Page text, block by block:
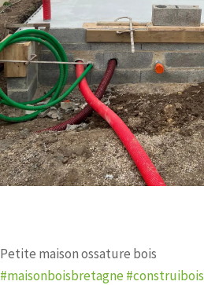
Petite maison ossature bois
#maisonboisbretagne#construibois